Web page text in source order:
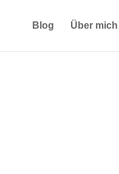
Blog Über mich